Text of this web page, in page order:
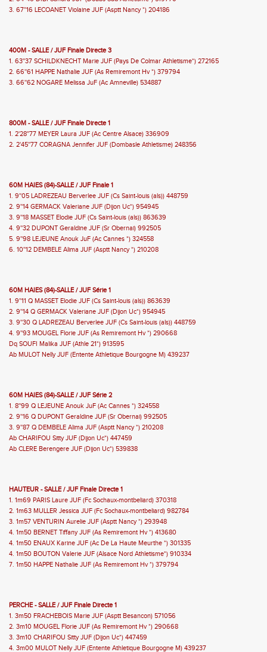
3. 67''16 LECOANET Violaine JUF (Asptt Nancy *) 204186
400M - SALLE / JUF Finale Directe 3
1. 63''37 SCHILDKNECHT Marie JUF (Pays De Colmar Athletisme*) 272165
2. 66''61 HAPPE Nathalie JUF (As Remiremont Hv *) 379794
3. 66''62 NOGARE Melissa JuF (Ac Amneville) 534887
800M - SALLE / JUF Finale Directe 1
1. 2'28''77 MEYER Laura JUF (Ac Centre Alsace) 336909
2. 2'45''77 CORAGNA Jennifer JUF (Dombasle Athletisme) 248356
60M HAIES (84)-SALLE / JUF Finale 1
1. 9''05 LADREZEAU Berverlee JUF (Cs Saint-louis (als)) 448759
2. 9''14 GERMACK Valeriane JUF (Dijon Uc*) 954945
3. 9''18 MASSET Elodie JUF (Cs Saint-louis (als)) 863639
4. 9''32 DUPONT Geraldine JUF (Sr Obernai) 992505
5. 9''98 LEJEUNE Anouk JuF (Ac Cannes *) 324558
6. 10''12 DEMBELE Alima JUF (Asptt Nancy *) 210208
60M HAIES (84)-SALLE / JUF Série 1
1. 9''11 Q MASSET Elodie JUF (Cs Saint-louis (als)) 863639
2. 9''14 Q GERMACK Valeriane JUF (Dijon Uc*) 954945
3. 9''30 Q LADREZEAU Berverlee JUF (Cs Saint-louis (als)) 448759
4. 9''93 MOUGEL Florie JUF (As Remiremont Hv *) 290668
Dq SOUFI Malika JUF (Athle 21*) 913595
Ab MULOT Nelly JUF (Entente Athletique Bourgogne M) 439237
60M HAIES (84)-SALLE / JUF Série 2
1. 8''99 Q LEJEUNE Anouk JuF (Ac Cannes *) 324558
2. 9''16 Q DUPONT Geraldine JUF (Sr Obernai) 992505
3. 9''87 Q DEMBELE Alima JUF (Asptt Nancy *) 210208
Ab CHARIFOU Sitty JUF (Dijon Uc*) 447459
Ab CLERE Berengere JUF (Dijon Uc*) 539838
HAUTEUR - SALLE / JUF Finale Directe 1
1. 1m69 PARIS Laure JUF (Fc Sochaux-montbeliard) 370318
2. 1m63 MULLER Jessica JUF (Fc Sochaux-montbeliard) 982784
3. 1m57 VENTURIN Aurelie JUF (Asptt Nancy *) 293948
4. 1m50 BERNET Tiffany JUF (As Remiremont Hv *) 413680
4. 1m50 ENAUX Karine JUF (Ac De La Haute Meurthe *) 301335
4. 1m50 BOUTON Valerie JUF (Alsace Nord Athletisme*) 910334
7. 1m50 HAPPE Nathalie JUF (As Remiremont Hv *) 379794
PERCHE - SALLE / JUF Finale Directe 1
1. 3m50 FRACHEBOIS Marie JUF (Asptt Besancon) 571056
2. 3m10 MOUGEL Florie JUF (As Remiremont Hv *) 290668
3. 3m10 CHARIFOU Sitty JUF (Dijon Uc*) 447459
4. 3m00 MULOT Nelly JUF (Entente Athletique Bourgogne M) 439237